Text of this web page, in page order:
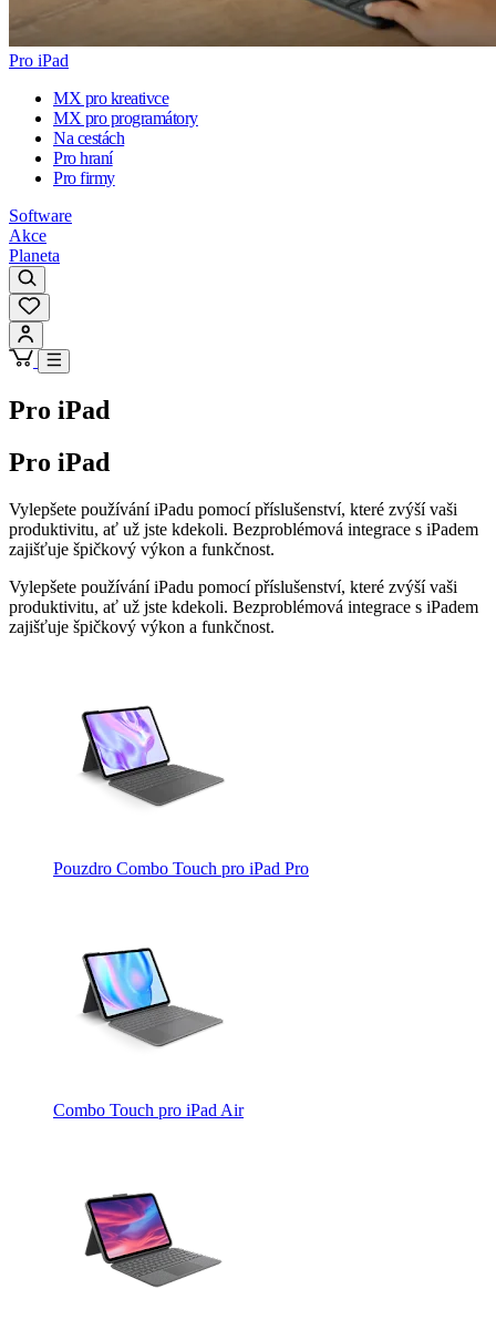
Pro iPad
MX pro kreativce
MX pro programátory
Na cestách
Pro hraní
Pro firmy
Software
Akce
Planeta
Pro iPad
Pro iPad
Vylepšete používání iPadu pomocí příslušenství, které zvýší vaši
produktivitu, ať už jste kdekoli. Bezproblémová integrace s iPadem
zajišťuje špičkový výkon a funkčnost.
Vylepšete používání iPadu pomocí příslušenství, které zvýší vaši
produktivitu, ať už jste kdekoli. Bezproblémová integrace s iPadem
zajišťuje špičkový výkon a funkčnost.
Pouzdro Combo Touch pro iPad Pro
Combo Touch pro iPad Air